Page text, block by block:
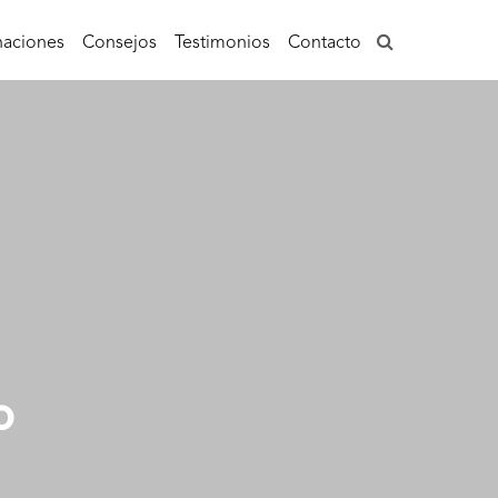
Consejos Testimonios Contacto